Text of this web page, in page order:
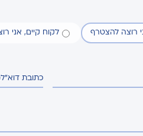
רוצה להצטרף לקוח קיים, אני
כתובת דוא"ל